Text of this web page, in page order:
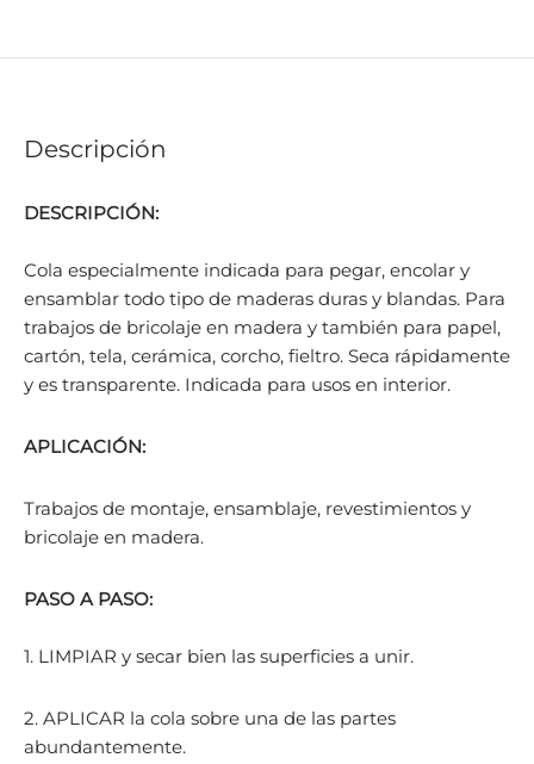
Descripción
DESCRIPCIÓN:
Cola especialmente indicada para pegar, encolar y
ensamblar todo tipo de maderas duras y blandas. Para
trabajos de bricolaje en madera y también para papel,
cartón, tela, cerámica, corcho, fieltro. Seca rápidamente
y es transparente. Indicada para usos en interior.
APLICACIÓN:
Trabajos de montaje, ensamblaje, revestimientos y
bricolaje en madera.
PASO A PASO:
1. LIMPIAR y secar bien las superficies a unir.
2. APLICAR la cola sobre una de las partes
abundantemente.